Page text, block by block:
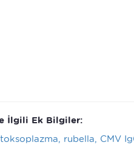
İlgili Ek Bilgiler:
rubella, CMV